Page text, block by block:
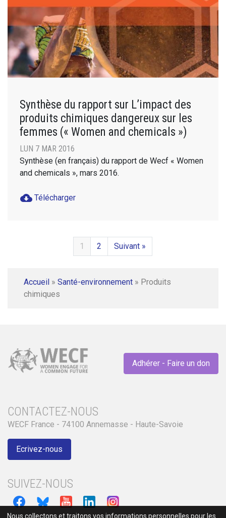
Synthèse du rapport sur L’impact des
produits chimiques dangereux sur les
femmes (« Women and chemicals »)
LUN 7 MAR 2016
Synthèse (en français) du rapport de Wecf « Women
and chemicals », mars 2016.
cloud_download Télécharger
1 2 Suivant »
Accueil » Santé-environnement » Produits
chimiques
Adhérer - Faire un don
CONTACTEZ-NOUS
WECF France - 74100 Annemasse - Haute-Savoie
Ecrivez-nous
SUIVEZ-NOUS
Nous collectons et traitons vos informations personnelles pour les